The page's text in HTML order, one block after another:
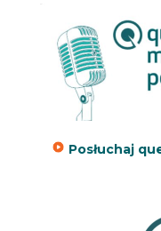
Posłuchaj